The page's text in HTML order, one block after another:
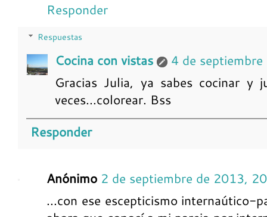
Responder
Respuestas
Cocina con vistas
4 de
Gracias Julia, ya sabes cocinar y
veces...colorear. Bss
Responder
Anónimo 2 de septiembre de 2013,
...con ese escepticismo internaútico-